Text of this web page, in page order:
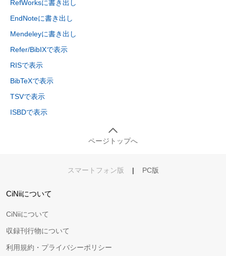
RefWorksに書き出し
EndNoteに書き出し
Mendeleyに書き出し
Refer/BibIXで表示
RISで表示
BibTeXで表示
TSVで表示
ISBDで表示
ページトップへ
スマートフォン版 | PC版
CiNiiについて
CiNiiについて
収録刊行物について
利用規約・プライバシーポリシー